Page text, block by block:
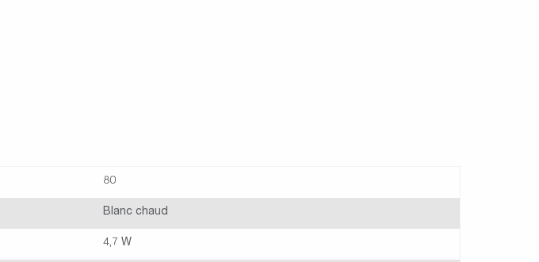
80
Blanc chaud
4,7 W